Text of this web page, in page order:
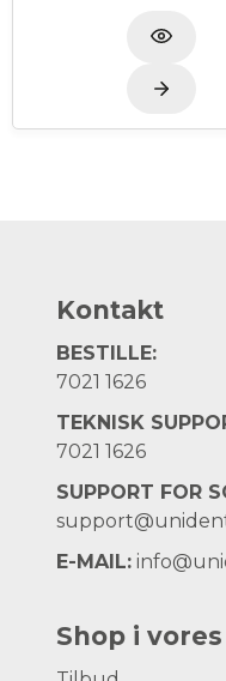
Kontakt
BESTILLE:
7021 1626
TEKNISK
7021 1626
SUPPORT FOR
E-MAIL:
Shop i